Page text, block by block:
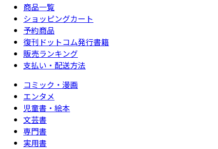
商品一覧
ショッピングカート
予約商品
復刊ドットコム発行書籍
販売ランキング
支払い・配送方法
コミック・漫画
エンタメ
児童書・絵本
文芸書
専門書
実用書